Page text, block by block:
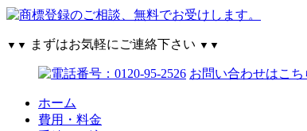
▼▼ まずはお気軽にご連絡下さい ▼▼
お問い合わせはこち
ホーム
費用・料金